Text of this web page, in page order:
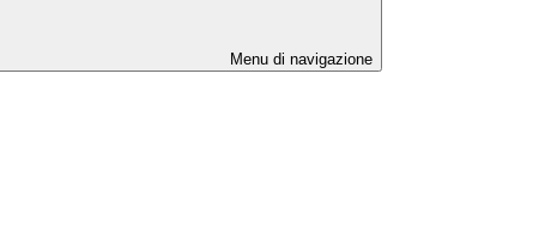
Menu di navigazione